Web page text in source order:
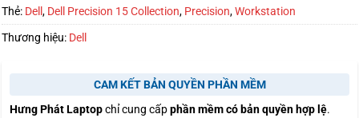
Thẻ: Dell , Dell Precision 15 Collection, Precision,Workstation
Thương hiệu: Dell
CAM KẾT BẢN QUYỀN PHẦN MỀM
Hưng Phát Laptopchỉ cung cấpphần mềm có bản quyền hợp lệ.